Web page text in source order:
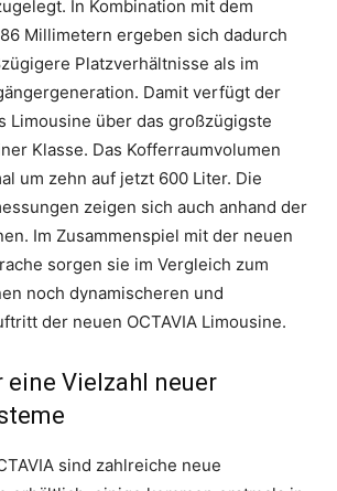
In Kombination mit dem
Millimetern ergeben sich dadurch
Platzverhältnisse als im
Damit verfügt der
Limousine über das großzügigste
Klasse. Das Kofferraumvolumen
um zehn auf jetzt 600 Liter. Die
zeigen sich auch anhand der
Im Zusammenspiel mit der neuen
sorgen sie im Vergleich zum
noch dynamischeren und
der neuen OCTAVIA Limousine.
eine Vielzahl neuer
sind zahlreiche neue